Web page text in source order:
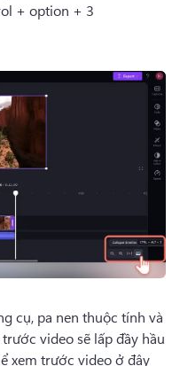
+ option + 3
cụ, pa nen thuộc tính và
video sẽ lấp đầy hầu
xem trước video ở đây